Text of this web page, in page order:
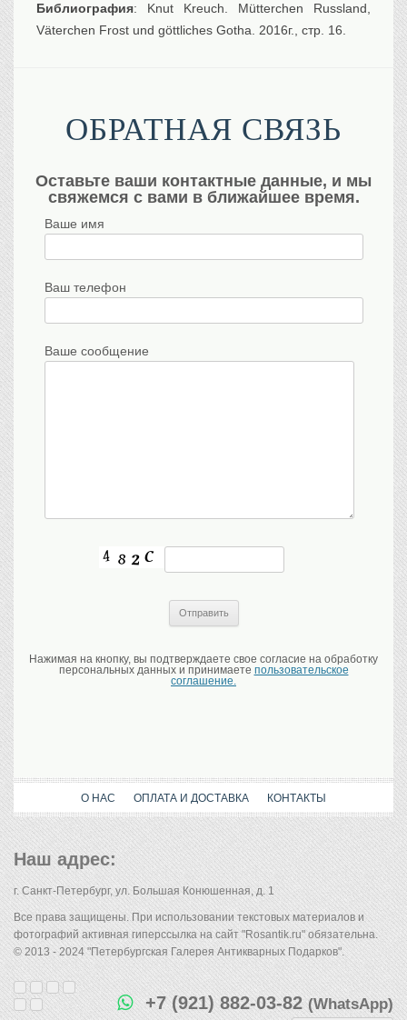
Досуг
Библиография: Knut Kreuch. Mütterchen Russland,
Väterchen Frost und göttliches Gotha. 2016г., стр. 16.
ОБРАТНАЯ СВЯЗЬ
Оставьте ваши контактные данные, и мы
свяжемся с вами в ближайшее время.
Ваше имя
Ваш телефон
Ваше сообщение
Нажимая на кнопку, вы подтверждаете свое согласие на обработку
персональных данных и принимаете пользовательское
соглашение.
О НАС ОПЛАТА И ДОСТАВКА КОНТАКТЫ
Наш адрес:
г. Санкт-Петербург, ул. Большая Конюшенная, д. 1
Все права защищены. При использовании текстовых материалов и
фотографий активная гиперссылка на сайт "Rosantik.ru" обязательна.
© 2013 - 2024 "Петербургская Галерея Антикварных Подарков".
+7 (921) 882-03-82(WhatsApp)